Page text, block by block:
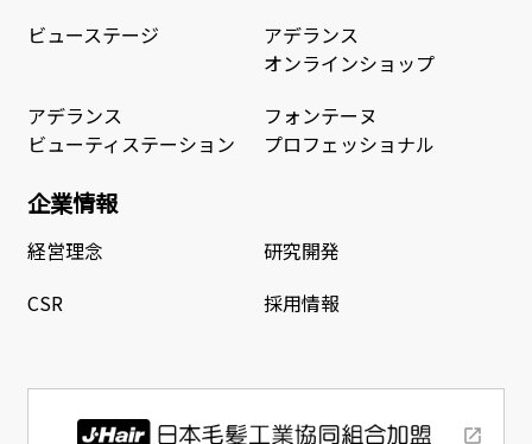
ビューステージ
アデランス
オンラインショップ
アデランス
ビューティステーション
フォンテーヌ
プロフェッショナル
企業情報
経営理念
研究開発
CSR
採用情報